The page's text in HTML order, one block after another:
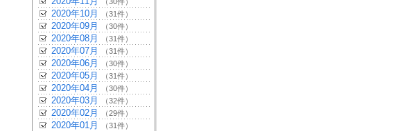
2020年10月 （31件）
2020年09月 （30件）
2020年08月 （31件）
2020年07月 （31件）
2020年06月 （30件）
2020年05月 （31件）
2020年04月 （30件）
2020年03月 （32件）
2020年02月 （29件）
2020年01月 （31件）